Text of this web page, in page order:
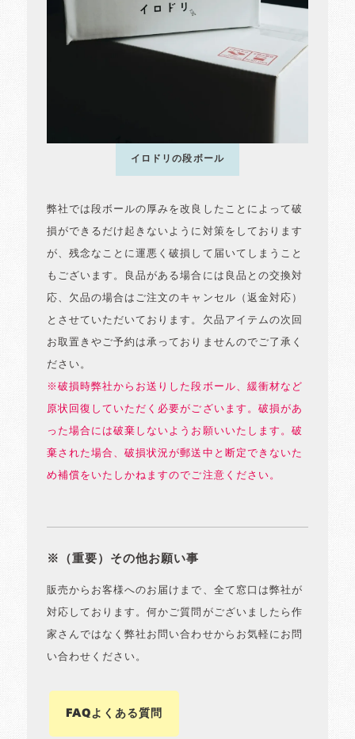
イロドリの段ボール
弊社では段ボールの厚みを改良したことによって破
損ができるだけ起きないように対策をしております
が、残念なことに運悪く破損して届いてしまうこと
もございます。良品がある場合には良品との交換対
応、欠品の場合はご注文のキャンセル（返金対応）
とさせていただいております。欠品アイテムの次回
お取置きやご予約は承っておりませんのでご了承く
ださい。
※破損時弊社からお送りした段ボール、緩衝材など
原状回復していただく必要がございます。破損があ
った場合には破棄しないようお願いいたします。破
棄された場合、破損状況が郵送中と断定できないた
め補償をいたしかねますのでご注意ください。
※（重要）その他お願い事
販売からお客様へのお届けまで、全て窓口は弊社が
対応しております。何かご質問がございましたら作
家さんではなく弊社お問い合わせからお気軽にお問
い合わせください。
FAQよくある質問